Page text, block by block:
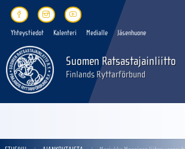
Yhteystiedot Kalenteri Medialle Jäsenhuone
Suomen Ratsastajainliitto
Finlands Ryttarförbund